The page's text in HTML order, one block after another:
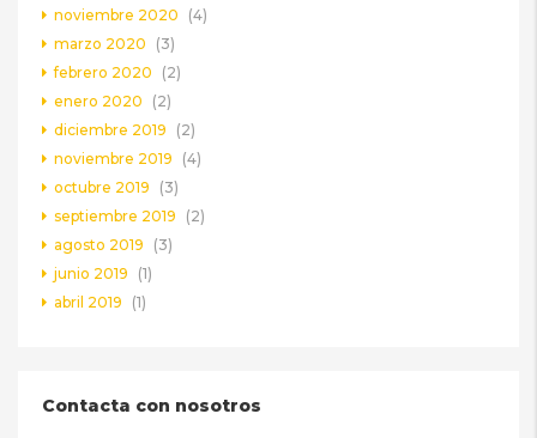
noviembre 2020
(4)
marzo 2020
(3)
febrero 2020
(2)
enero 2020
(2)
diciembre 2019
(2)
noviembre 2019
(4)
octubre 2019
(3)
septiembre 2019
(2)
agosto 2019
(3)
junio 2019
(1)
abril 2019
(1)
Contacta con nosotros